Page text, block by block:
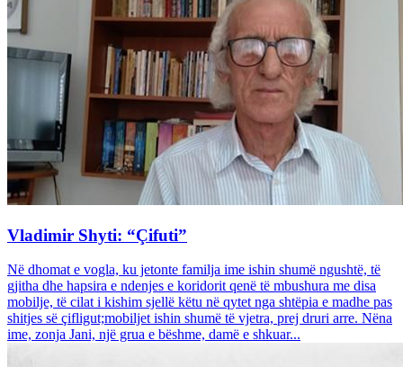
Vladimir Shyti: “Çifuti”
Në dhomat e vogla, ku jetonte familja ime ishin shumë ngushtë, të
gjitha dhe hapsira e ndenjes e koridorit qenë të mbushura me disa
mobilje, të cilat i kishim sjellë këtu në qytet nga shtëpia e madhe pas
shitjes së çifligut;mobiljet ishin shumë të vjetra, prej druri arre. Nëna
ime, zonja Jani, një grua e bëshme, damë e shkuar...